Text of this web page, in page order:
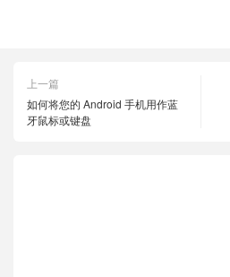
上一篇
如何将您的 Android 手机用作蓝
牙鼠标或键盘